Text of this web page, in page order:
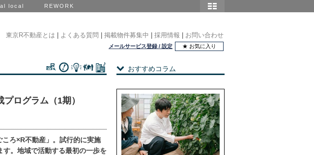
local REWORK
東京R不動産とは よくある質問 掲載物件募集中 採用情報 お問い合わせ
メールサービス登録 / 設定 ★ お気に入り
ログラム（1期）
ろ×R不動産」。試行的に実施
す。地域で活動する最初の一歩を
おすすめコラム